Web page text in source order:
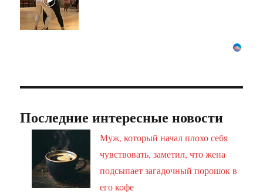
Последние интересные новости
Муж, который начал плохо себя
чувствовать, заметил, что жена
подсыпает загадочный порошок в
его кофе